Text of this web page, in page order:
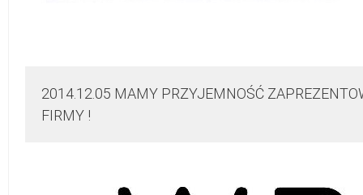
2014.12.05 MAMY PRZYJEMNOŚĆ
FIRMY !